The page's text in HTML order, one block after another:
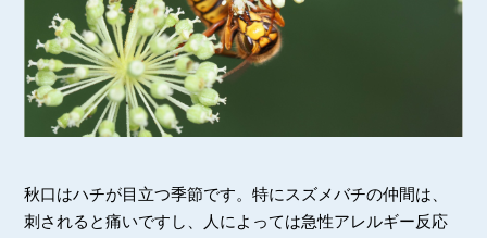
秋口はハチが目立つ季節です。特にスズメバチの仲間は、
刺されると痛いですし、人によっては急性アレルギー反応